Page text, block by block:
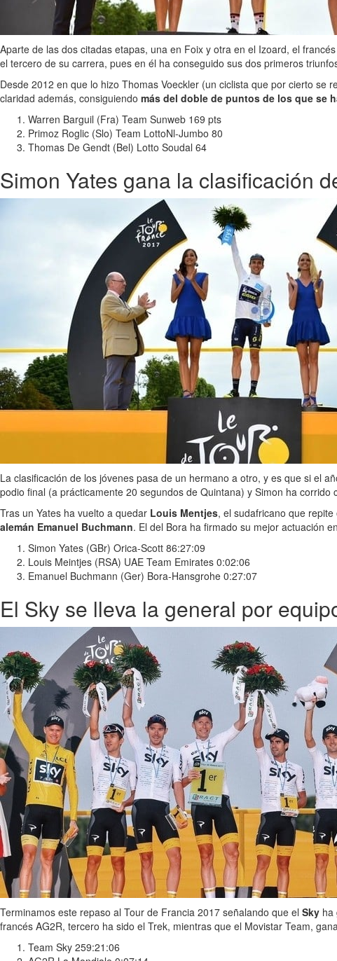
Aparte de las dos citadas etapas, una en Foix y otra en el Izoard, el
el tercero de su carrera, pues en él ha conseguido sus dos primeros
Desde 2012 en que lo hizo Thomas Voeckler (un ciclista que por cierto
claridad además, consiguiendo más del doble de puntos de los que se
Warren Barguil (Fra) Team Sunweb 169 pts
Primoz Roglic (Slo) Team LottoNl-Jumbo 80
Thomas De Gendt (Bel) Lotto Soudal 64
Simon Yates gana la clasificación
La clasificación de los jóvenes pasa de un hermano a otro, y es que si el
podio final (a prácticamente 20 segundos de Quintana) y Simon ha corrido
Tras un Yates ha vuelto a quedar Louis Mentjes, el sudafricano que
alemán Emanuel Buchmann. El del Bora ha firmado su mejor actuación
Simon Yates (GBr) Orica-Scott 86:27:09
Louis Meintjes (RSA) UAE Team Emirates 0:02:06
Emanuel Buchmann (Ger) Bora-Hansgrohe 0:27:07
El Sky se lleva la general por
Terminamos este repaso al Tour de Francia 2017 señalando que el Sky ha
francés AG2R, tercero ha sido el Trek, mientras que el Movistar Team,
Team Sky 259:21:06